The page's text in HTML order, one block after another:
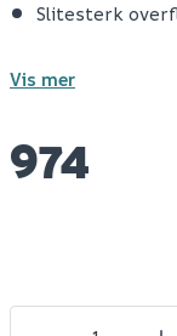
Slitesterk
Vis mer
974